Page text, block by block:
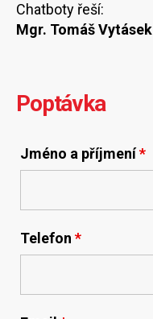
Chatboty řeší:
Mgr. Tomáš Vytásek
Poptávka
Jméno a příjmení*
Telefon *